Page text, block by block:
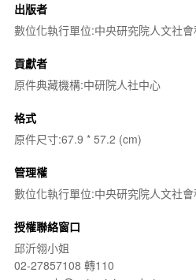
出版者
數位化執行單位:中央研究院人文社
貢獻者
原件典藏機構:中研院人社中心
格式
原件尺寸:67.9 * 57.2 (cm)
管理權
數位化執行單位:中央研究院人文社
授權聯絡窗口
邱沂翎小姐
02-27857108 轉110